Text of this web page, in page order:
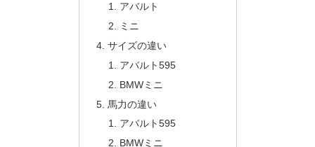
アバルト
ミニ
サイズの違い
アバルト595
BMWミニ
馬力の違い
アバルト595
BMWミニ